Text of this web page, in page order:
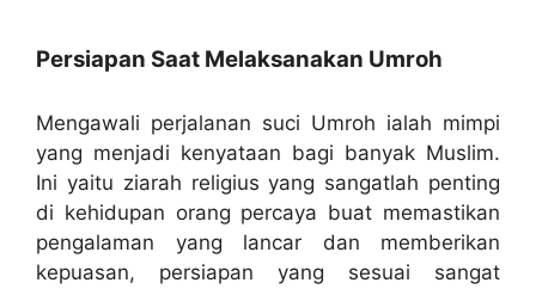
Persiapan Saat Melaksanakan Umroh
Mengawali perjalanan suci Umroh ialah mimpi
yang menjadi kenyataan bagi banyak Muslim.
Ini yaitu ziarah religius yang sangatlah penting
di kehidupan orang percaya buat memastikan
pengalaman yang lancar dan memberikan
kepuasan, persiapan yang sesuai sangat